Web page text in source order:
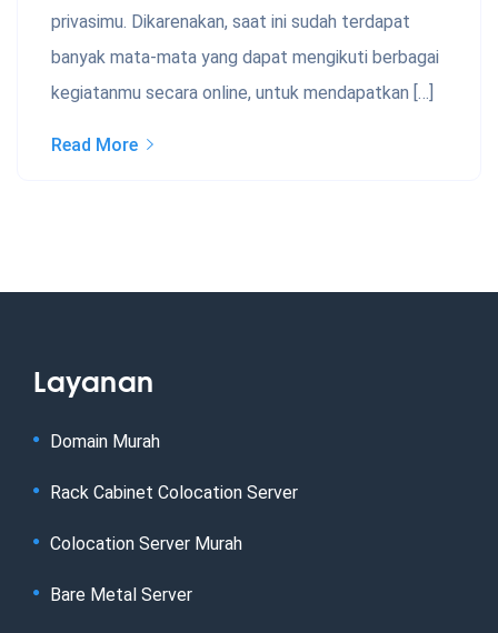
privasimu. Dikarenakan, saat ini sudah terdapat
banyak mata-mata yang dapat mengikuti berbagai
kegiatanmu secara online, untuk mendapatkan […]
Read More
Layanan
Domain Murah
Rack Cabinet Colocation Server
Colocation Server Murah
Bare Metal Server